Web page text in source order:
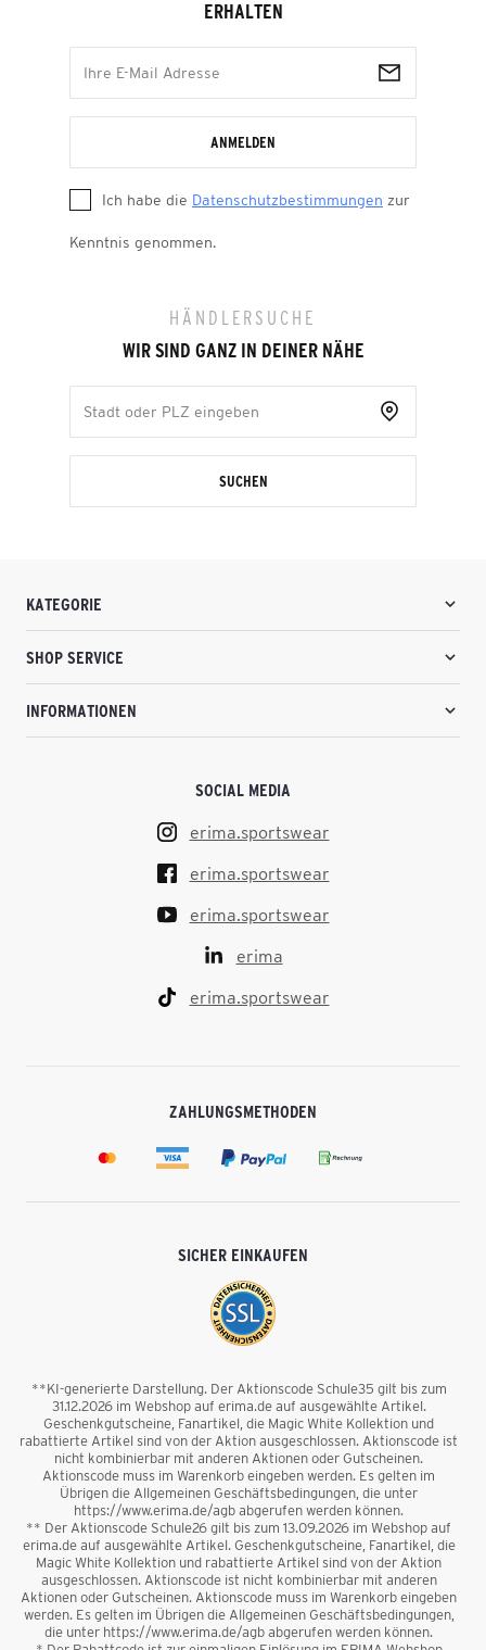
ERHALTEN
ANMELDEN
Ich habe die Datenschutzbestimmungen zur
Kenntnis genommen.
HÄNDLERSUCHE
WIR SIND GANZ IN DEINER NÄHE
SUCHEN
KATEGORIE
SHOP SERVICE
INFORMATIONEN
SOCIAL MEDIA
erima.sportswear
erima.sportswear
erima.sportswear
erima
erima.sportswear
ZAHLUNGSMETHODEN
SICHER EINKAUFEN
**KI-generierte Darstellung. Der Aktionscode Schule35 gilt bis zum
31.12.2026 im Webshop auf erima.de auf ausgewählte Artikel.
Geschenkgutscheine, Fanartikel, die Magic White Kollektion und
rabattierte Artikel sind von der Aktion ausgeschlossen. Aktionscode ist
nicht kombinierbar mit anderen Aktionen oder Gutscheinen.
Aktionscode muss im Warenkorb eingeben werden. Es gelten im
Übrigen die Allgemeinen Geschäftsbedingungen, die unter
https://www.erima.de/agb abgerufen werden können.
** Der Aktionscode Schule26 gilt bis zum 13.09.2026 im Webshop auf
erima.de auf ausgewählte Artikel. Geschenkgutscheine, Fanartikel, die
Magic White Kollektion und rabattierte Artikel sind von der Aktion
ausgeschlossen. Aktionscode ist nicht kombinierbar mit anderen
Aktionen oder Gutscheinen. Aktionscode muss im Warenkorb eingeben
werden. Es gelten im Übrigen die Allgemeinen Geschäftsbedingungen,
die unter https://www.erima.de/agb abgerufen werden können.